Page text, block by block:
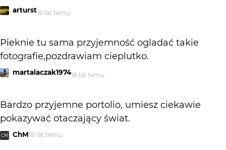
arturst18 lat temu
Pieknie tu sama przyjemność ogladać takie
fotografie,pozdrawiam cieplutko.
martalaczak197418 lat temu
Bardzo przyjemne portolio, umiesz ciekawie
pokazywać otaczający świat.
CM ChM18 lat temu